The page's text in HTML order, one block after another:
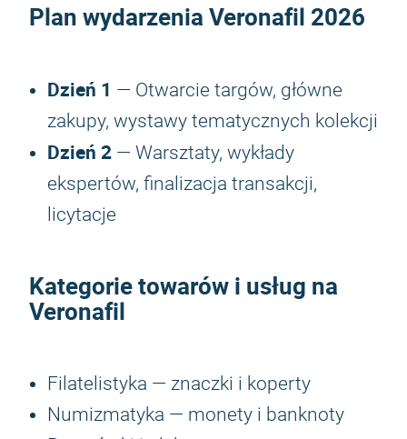
Plan wydarzenia Veronafil 2026
Dzień 1 — Otwarcie targów, główne
zakupy, wystawy tematycznych kolekcji
Dzień 2 — Warsztaty, wykłady
ekspertów, finalizacja transakcji,
licytacje
Kategorie towarów i usług na
Veronafil
Filatelistyka — znaczki i koperty
Numizmatyka — monety i banknoty